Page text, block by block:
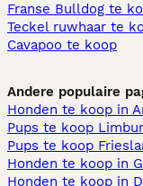
Franse Bulldog te
Teckel ruwhaar te
Cavapoo te koop
Andere populaire
Honden te koop in
Pups te koop
Pups te koop
Honden te koop in
Honden te koop in